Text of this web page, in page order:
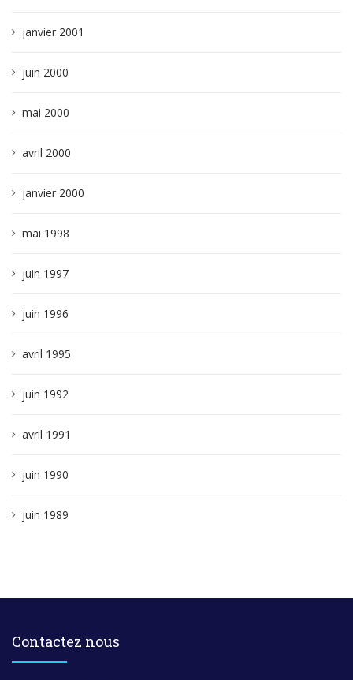
janvier 2001
juin 2000
mai 2000
avril 2000
janvier 2000
mai 1998
juin 1997
juin 1996
avril 1995
juin 1992
avril 1991
juin 1990
juin 1989
Contactez nous